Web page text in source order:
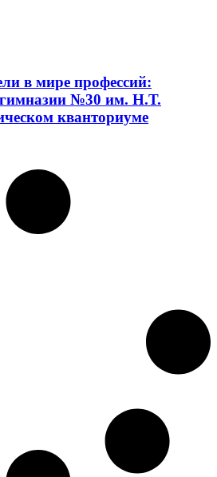
в мире профессий:
гимназии №30 им. Н.Т.
кванториуме